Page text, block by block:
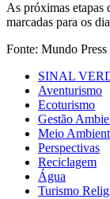
As próximas etapas
marcadas para os
Fonte: Mundo Press
SINAL
Aventurismo
Ecoturismo
Gestão
Meio
Perspectivas
Reciclagem
Água
Turismo